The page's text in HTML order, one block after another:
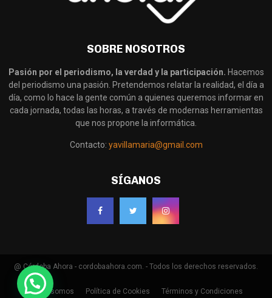
SOBRE NOSOTROS
Pasión por el periodismo, la verdad y la participación. Hacemos
del periodismo una pasión. Pretendemos relatar la realidad, el día a
día, como lo hace la gente común a quienes queremos informar en
cada jornada, todas las horas, a través de modernas herramientas
que nos propone la informática.
Contacto: yavillamaria@gmail.com
SÍGANOS
@ Córdoba Ahora - cordobaahora.com. - Todos los derechos reservados.
Quienes somos Política de Cookies Términos y Condiciones